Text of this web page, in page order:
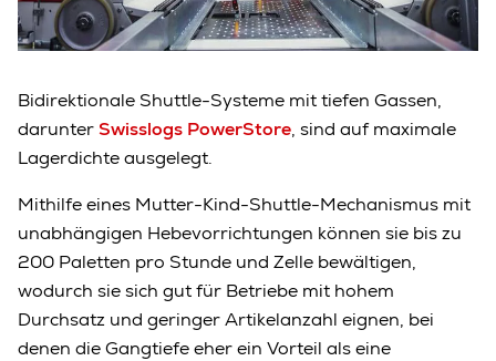
Bidirektionale Shuttle-Systeme mit tiefen Gassen,
darunterSwisslogs PowerStore, sind auf maximale
Lagerdichte ausgelegt.
Mithilfe eines Mutter-Kind-Shuttle-Mechanismus mit
unabhängigen Hebevorrichtungen können sie bis zu
200 Paletten pro Stunde und Zelle bewältigen,
wodurch sie sich gut für Betriebe mit hohem
Durchsatz und geringer Artikelanzahl eignen, bei
denen die Gangtiefe eher ein Vorteil als eine